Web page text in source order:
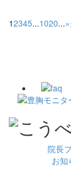
12345...1020...»
院長
お知